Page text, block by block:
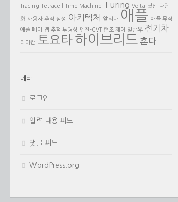
Tracing Tetracell Time Machine Turing Volta 닛산 다단
화 사용자 추적 삼성 아키텍처 알티마 애플 애플 뮤직
애플 페이
앱 추적 투명성 엔진-CVT 협조 제어 일반유 전기차
타이칸 토요타 하이브리드 혼다
메타
로그인
입력 내용 피드
댓글 피드
WordPress.org